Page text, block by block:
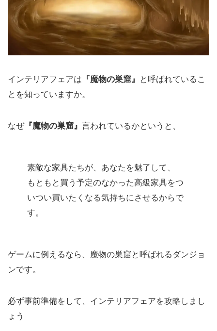
インテリアフェアは 『魔物の巣窟』
と呼ばれているこ
とを知っていますか。
なぜ『魔物の巣窟』 言われているかというと、
素敵な家具たちが、あなたを魅了して、
もともと買う予定のなかった高級家具をつ
いつい買いたくなる気持ちにさせるからで
す。
ゲームに例えるなら、魔物の巣窟と呼ばれるダンジョ
ンです。
必ず事前準備をして、インテリアフェアを攻略しまし
ょう